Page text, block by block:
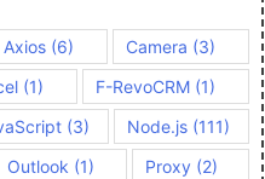
Axios(6) Camera (3)
(1) F-RevoCRM (1)
(3) Node.js (111)
Outlook (1) Proxy (2)